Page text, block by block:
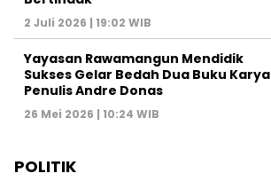
2 Juli 2026 | 19:02 WIB
Yayasan Rawamangun Mendidik
Sukses Gelar Bedah Dua Buku Karya
Penulis Andre Donas
26 Mei 2026 | 10:24 WIB
POLITIK